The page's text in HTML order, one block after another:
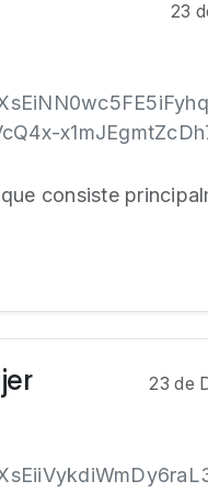
23
consiste
23 de